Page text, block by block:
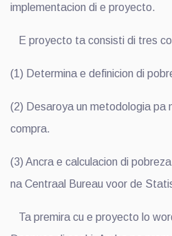
implementacion di e proyecto.
E proyecto ta consisti di tres
(1) Determina e definicion di
(2) Desaroya un metodologia pa
compra.
(3) Ancra e calculacion di
na Centraal Bureau voor de
Ta premira cu e proyecto lo